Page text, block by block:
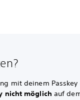
mit deinem
nicht möglich auf